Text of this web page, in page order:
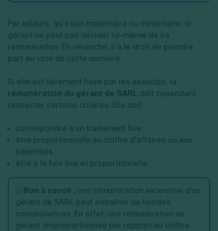
Par ailleurs, qu’il soit majoritaire ou minoritaire, le
gérant ne peut pas décider lui-même de sa
rémunération. En revanche, il a le droit de prendre
part au vote de cette dernière.
Si elle est librement fixée par les associés, la
rémunération du gérant de SARL doit cependant
respecter certains critères. Elle doit :
correspondre à un traitement fixe ;
être proportionnelle au chiffre d'affaires ou aux
bénéfices ;
être à la fois fixe et proportionnelle.
Bon à savoir : une rémunération excessive d'un
gérant de SARL peut entraîner de lourdes
conséquences. En effet, une rémunération de
gérant disproportionnée par rapport au chiffre